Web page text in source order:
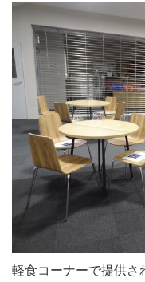
軽食コーナーで提供さ